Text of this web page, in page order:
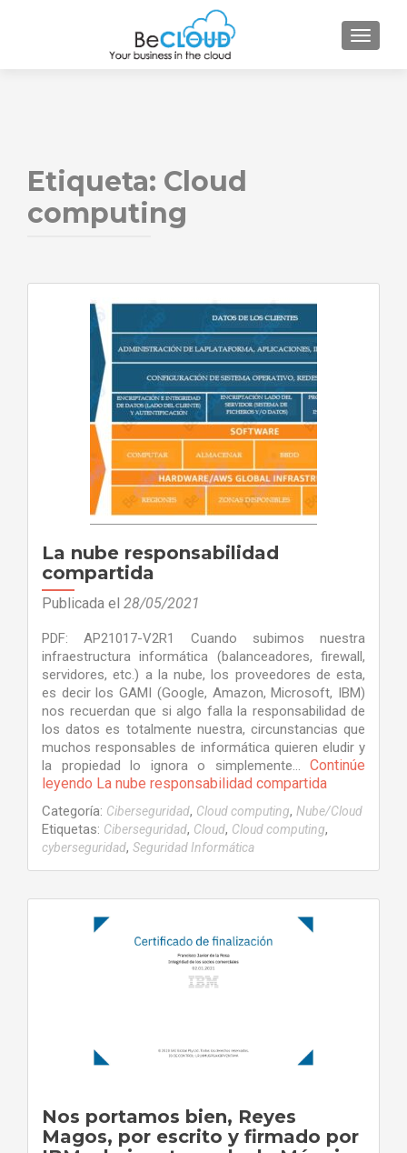
Etiqueta: Cloud
computing
La nube responsabilidad
compartida
Publicada el 28/05/2021
PDF: AP21017-V2R1 Cuando subimos nuestra
infraestructura informática (balanceadores, firewall,
servidores, etc.) a la nube, los proveedores de esta,
es decir los GAMI (Google, Amazon, Microsoft, IBM)
nos recuerdan que si algo falla la responsabilidad de
los datos es totalmente nuestra, circunstancias que
muchos responsables de informática quieren eludir y
la propiedad lo ignora o simplemente… Continúe
leyendo La nube responsabilidad compartida
Categoría: Ciberseguridad, Cloud computing, Nube/Cloud
Etiquetas: Ciberseguridad, Cloud, Cloud computing,
cyberseguridad, Seguridad Informática
Nos portamos bien, Reyes
Magos, por escrito y firmado por